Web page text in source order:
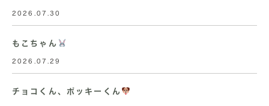
2026.07.30
もこちゃん
2026.07.29
チョコくん、ポッキーくん